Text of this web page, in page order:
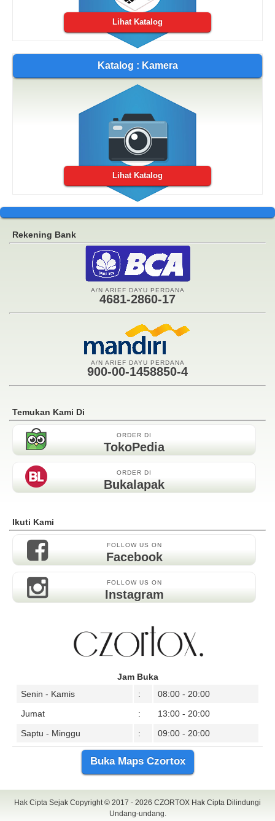
Lihat Katalog
Katalog : Kamera
Lihat Katalog
Rekening Bank
A/N ARIEF DAYU PERDANA
4681-2860-17
A/N ARIEF DAYU PERDANA
900-00-1458850-4
Temukan Kami Di
ORDER DI
TokoPedia
ORDER DI
Bukalapak
Ikuti Kami
FOLLOW US ON
Facebook
FOLLOW US ON
Instagram
Jam Buka
Senin - Kamis
:
08:00 - 20:00
Jumat
:
13:00 - 20:00
Saptu - Minggu
: 09:00 - 20:00
Buka Maps Czortox
Hak Cipta Sejak Copyright © 2017 - 2026 CZORTOX Hak Cipta Dilindungi
Undang-undang.